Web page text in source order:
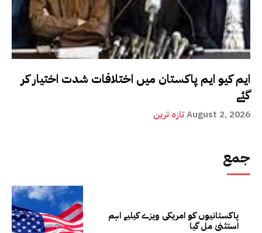
ایم کیو ایم پاکستان میں اختلافات شدت اختیار کر
گئے
تازہ ترینAugust 2, 2026
جمع
پاکستانیوں کو امریکی ویزے کیلیے اہم
استثنیٰ مل گیا